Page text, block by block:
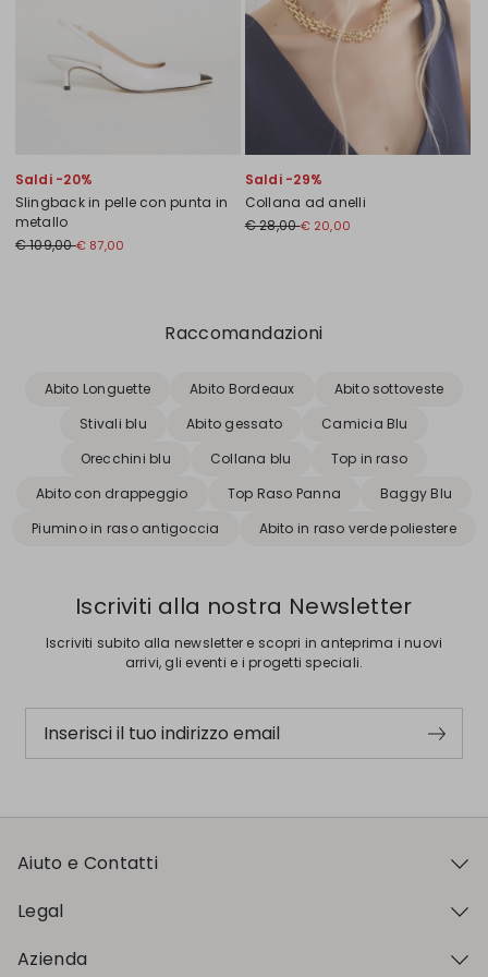
Saldi -20%
Slingback in pelle con punta in
metallo
€ 109,00€ 87,00
Saldi -29%
Collana ad anelli
€ 28,00€ 20,00
Raccomandazioni
Abito Longuette Abito Bordeaux
Abito sottoveste
Stivali blu
Abito gessato
Camicia Blu
Orecchini blu
Collana blu
Top in raso
Abito con drappeggio
Top Raso Panna
Baggy Blu
Piumino in raso antigoccia
Abito in raso verde poliestere
Iscriviti alla nostra Newsletter
Iscriviti subito alla newsletter e scopri in anteprima i nuovi
arrivi, gli eventi e i progetti speciali.
Inserisci il tuo indirizzo email
Aiuto e Contatti
Legal
Azienda